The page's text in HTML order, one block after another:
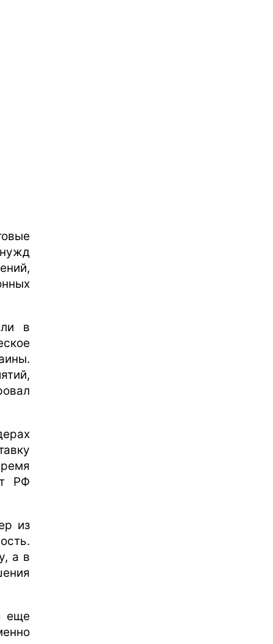
в
РФ
из
а в
еще